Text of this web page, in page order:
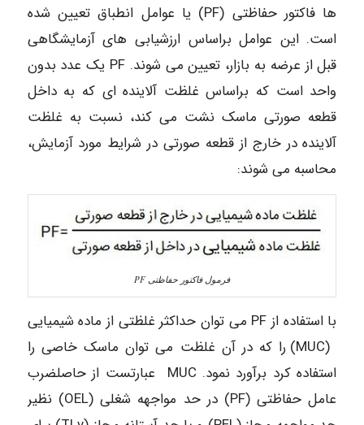
ها فاکتور حفاظتی (PF) یا عوامل انطباق تعیین شده
است. این عوامل براساس ارزشیابی های آزمایشگاهی
قبل از عرضه به بازار، تعیین می شوند. PF یک عدد بدون
واحد است که براساس غلظت آلاینده ای که به داخل
قطعه صورتی ماسک نشت می کند، نسبت به غلظت
آلاینده در خارج از قطعه صورتی در شرایط مورد آزمایش،
محاسبه می شوند:
فرمول فاکتور حفاظتی PF
با استفاده از PF می توان حداکثر غلظتی از ماده شیمیایی
(MUC) را که در آن غلظت می توان ماسک خاصی را
استفاده کرد برآورد نمود. MUC عبارتست از حاصلضرب
عامل حفاظتی (PF) در حد مواجهه شغلی (OEL) نظیر